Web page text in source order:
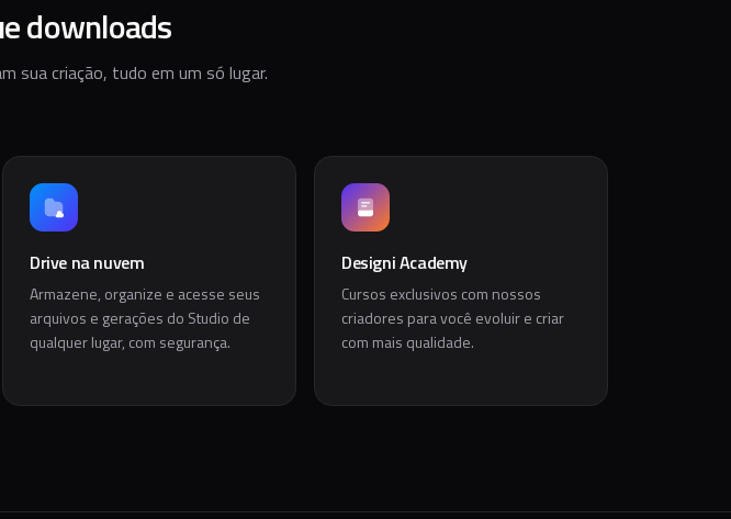
downloads
sua criação, tudo em um só lugar.
Drive na nuvem
Armazene, organize e acesse seus
arquivos e gerações do Studio de
qualquer lugar, com segurança.
Designi Academy
Cursos exclusivos com nossos
criadores para você evoluir e criar
com mais qualidade.